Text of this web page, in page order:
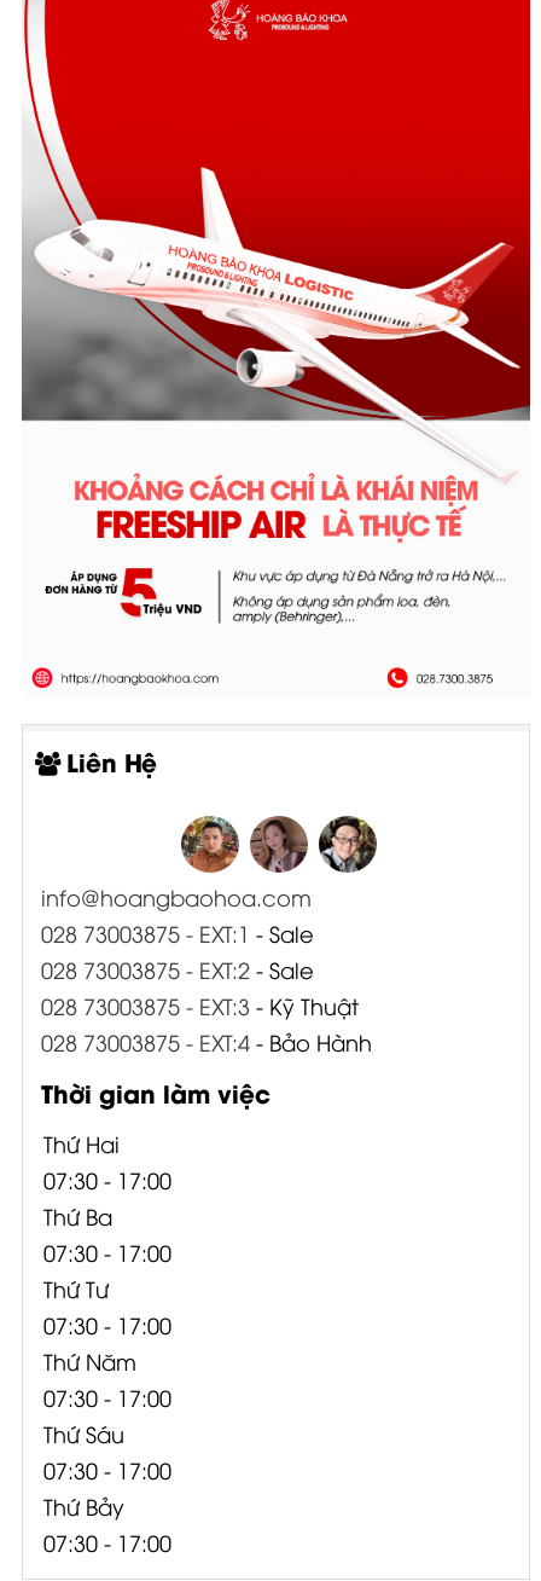
Liên Hệ
info@hoangbaohoa.com
028 73003875 - EXT:1 - Sale
028 73003875 - EXT:2- Sale
028 73003875 - EXT:3 - Kỹ Thuật
028 73003875 - EXT:4- Bảo Hành
Thời gian làm việc
Thứ Hai
07:30 - 17:00
Thứ Ba
07:30 - 17:00
Thứ Tư
07:30 - 17:00
Thứ Năm
07:30 - 17:00
Thứ Sáu
07:30 - 17:00
Thứ Bảy
07:30 - 17:00